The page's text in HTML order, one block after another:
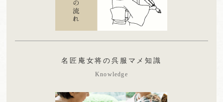
名匠庵女将の呉服マメ知識
Knowledge